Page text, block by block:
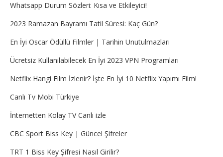
Whatsapp Durum Sözleri: Kısa ve Etkileyici!
2023 Ramazan Bayramı Tatil Süresi: Kaç Gün?
En İyi Oscar Ödüllü Filmler | Tarihin Unutulmazları
Ücretsiz Kullanılabilecek En İyi 2023 VPN Programları
Netflix Hangi Film İzlenir? İşte En İyi 10 Netflix Yapımı Film!
Canlı Tv Mobi Türkiye
İnternetten Kolay TV Canlı izle
CBC Sport Biss Key | Güncel Şifreler
TRT 1 Biss Key Şifresi Nasıl Girilir?